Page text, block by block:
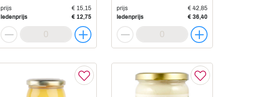
prijs
€ 15,15
ledenprijs
€ 12,75
prijs
€ 42,85
ledenprijs
€ 36,40